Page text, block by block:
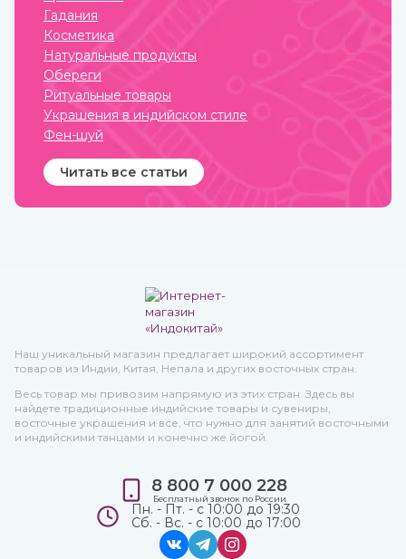
Гадания
Косметика
Натуральные продукты
Обереги
Ритуальные товары
Украшения в индийском стиле
Фен-шуй
Читать все статьи
Наш уникальный магазин предлагает широкий ассортимент
товаров из Индии, Китая, Непала и других восточных стран.
Весь товар мы привозим напрямую из этих стран. Здесь вы
найдете традиционные индийские товары и сувениры,
восточные украшения и все, что нужно для занятий восточными
и индийскими танцами и конечно же йогой.
8 800 7 000 228
Бесплатный звонок по России
Пн. - Пт. - с 10:00 до 19:30
Сб. - Вс. - с 10:00 до 17:00